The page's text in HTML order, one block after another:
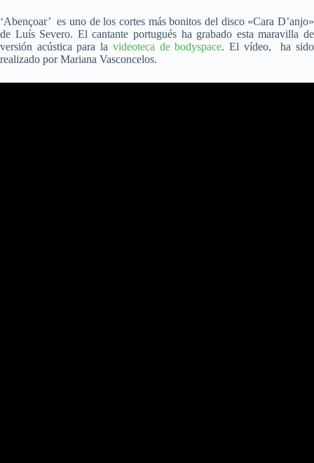
‘Abençoar’ es uno de los cortes más bonitos del disco «Cara D’anjo»
de Luís Severo. El cantante portugués ha grabado esta maravilla de
versión acústica para la videoteca de bodyspace. El vídeo, ha sido
realizado por Mariana Vasconcelos.